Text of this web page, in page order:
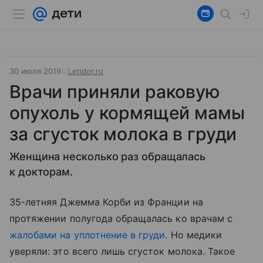
30 июля 2019 Letidor.ru
Врачи приняли раковую
опухоль у кормящей мамы
за сгусток молока в груди
Женщина несколько раз обращалась
к докторам.
35-летняя Джемма Корби из Франции на
протяжении полугода обращалась ко врачам с
жалобами на уплотнение в груди. Но медики
уверяли: это всего лишь сгусток молока. Такое